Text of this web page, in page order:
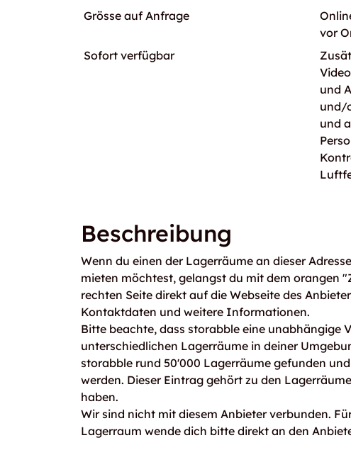
Grösse auf Anfrage
vor
Sofort verfügbar
und
und/
und
Beschreibung
Wenn du einen der Lagerräume an dieser
mieten möchtest, gelangst du mit dem orangen
rechten Seite direkt auf die Webseite des
Kontaktdaten und weitere Informationen.
Bitte beachte, dass storabble eine unabhängige
unterschiedlichen Lagerräume in deiner
storabble rund 50'000 Lagerräume gefunden
werden. Dieser Eintrag gehört zu den
haben.
Wir sind nicht mit diesem Anbieter verbunden.
Lagerraum wende dich bitte direkt an den